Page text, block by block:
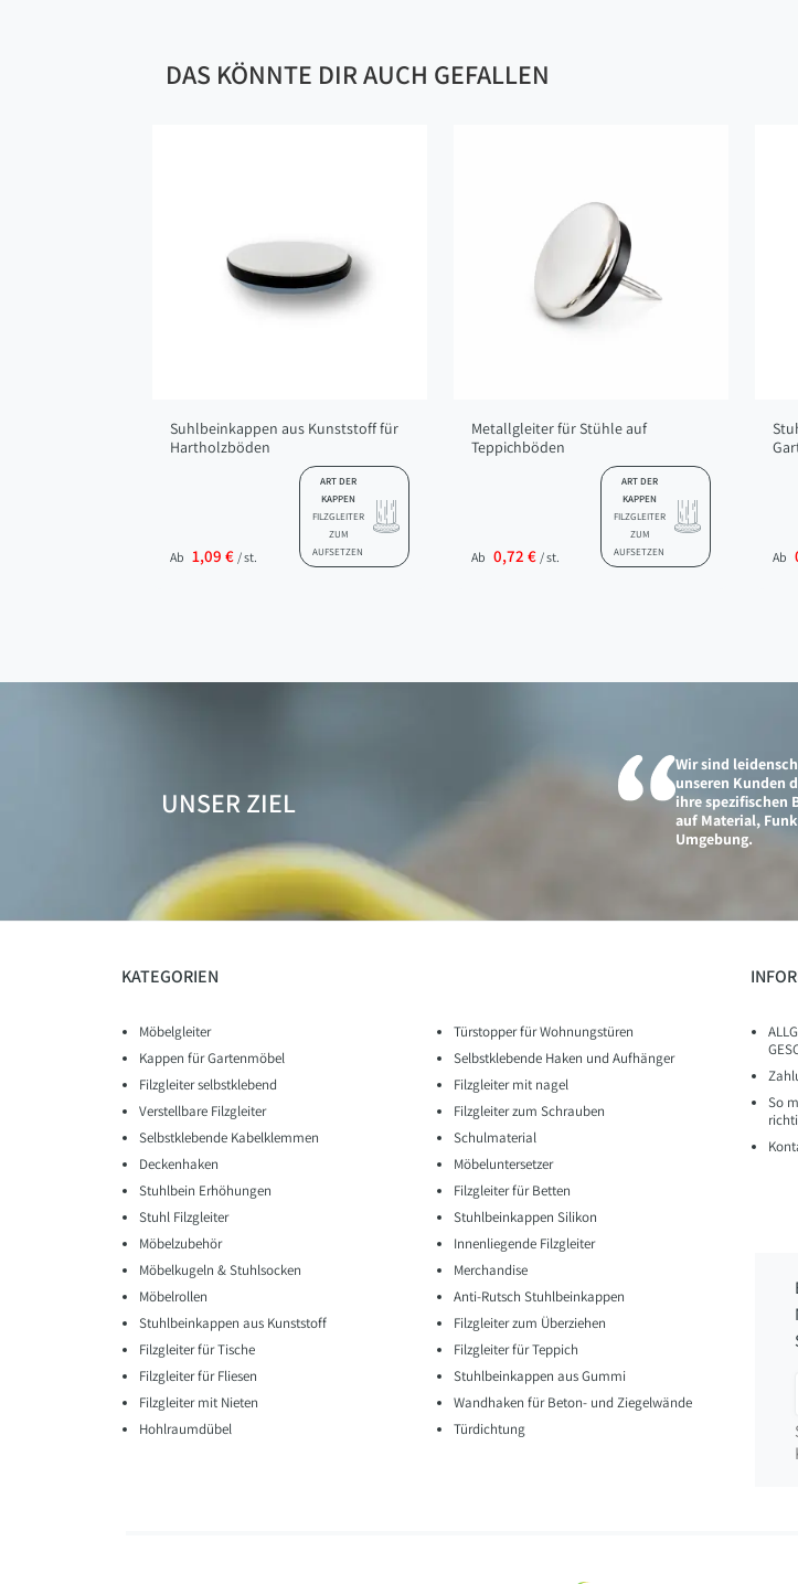
DAS KÖNNTE DIR AUCH GEFALLEN
Suhlbeinkappen aus Kunststoff für
Hartholzböden
Ab 1,09 € / st.
ART DER
KAPPEN
FILZGLEITER
ZUM
AUFSETZEN
Metallgleiter für Stühle auf
Teppichböden
Ab 0,72 € / st.
ART DER
KAPPEN
FILZGLEITER
ZUM
AUFSETZEN
Ab
UNSER ZIEL
Wir sind
unseren Kunden
ihre spezifischen
auf Material,
Umgebung.
KATEGORIEN
Möbelgleiter
Kappen für Gartenmöbel
Filzgleiter selbstklebend
Verstellbare Filzgleiter
Selbstklebende Kabelklemmen
Deckenhaken
Stuhlbein Erhöhungen
Stuhl Filzgleiter
Möbelzubehör
Möbelkugeln & Stuhlsocken
Möbelrollen
Stuhlbeinkappen aus Kunststoff
Filzgleiter für Tische
Filzgleiter für Fliesen
Filzgleiter mit Nieten
Hohlraumdübel
Türstopper für Wohnungstüren
Selbstklebende Haken und Aufhänger
Filzgleiter mit nagel
Filzgleiter zum Schrauben
Schulmaterial
Möbeluntersetzer
Filzgleiter für Betten
Stuhlbeinkappen Silikon
Innenliegende Filzgleiter
Merchandise
Anti-Rutsch Stuhlbeinkappen
Filzgleiter zum Überziehen
Filzgleiter für Teppich
Stuhlbeinkappen aus Gummi
Wandhaken für Beton- und Ziegelwände
Türdichtung
So